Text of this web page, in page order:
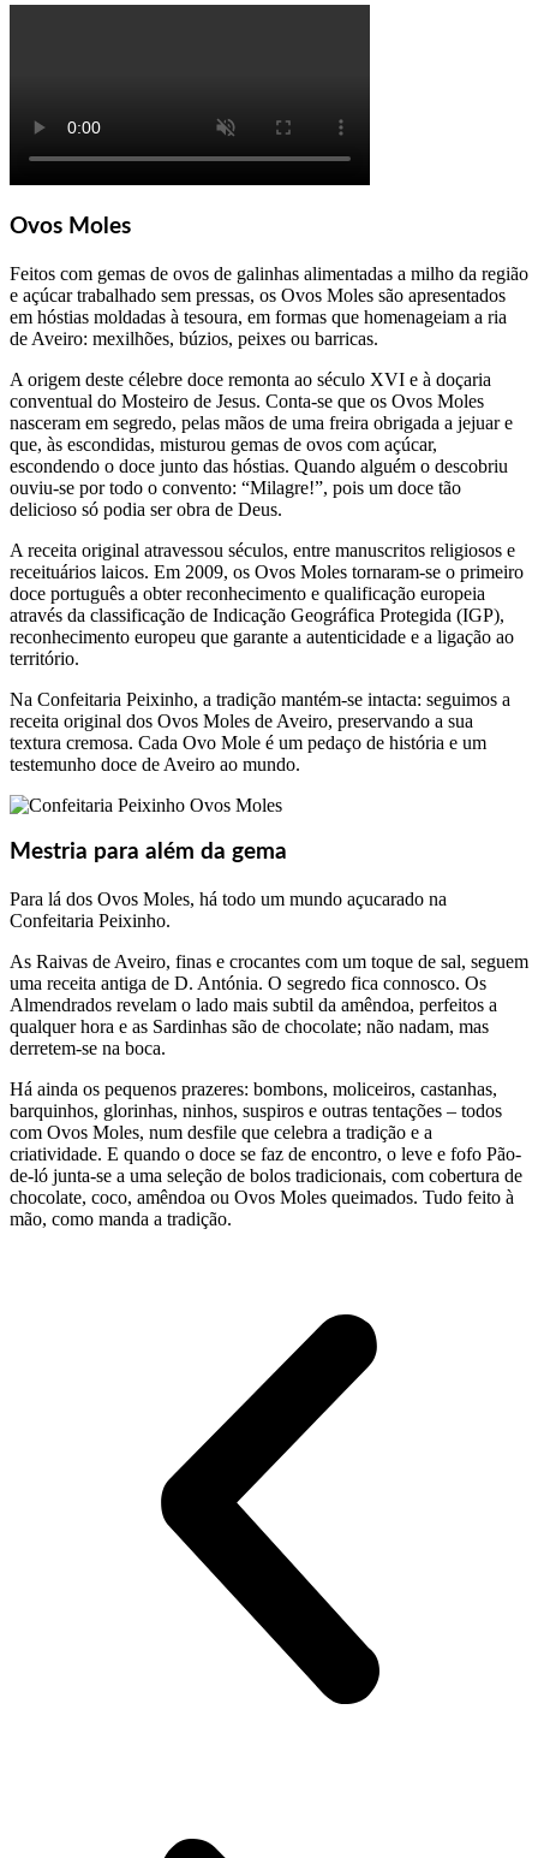
Ovos Moles
Feitos com gemas de ovos de galinhas alimentadas a milho da região
e açúcar trabalhado sem pressas, os Ovos Moles são apresentados
em hóstias moldadas à tesoura, em formas que homenageiam a ria
de Aveiro: mexilhões, búzios, peixes ou barricas.
A origem deste célebre doce remonta ao século XVI e à doçaria
conventual do Mosteiro de Jesus. Conta-se que os Ovos Moles
nasceram em segredo, pelas mãos de uma freira obrigada a jejuar e
que, às escondidas, misturou gemas de ovos com açúcar,
escondendo o doce junto das hóstias. Quando alguém o descobriu
ouviu-se por todo o convento: “Milagre!”, pois um doce tão
delicioso só podia ser obra de Deus.
A receita original atravessou séculos, entre manuscritos religiosos e
receituários laicos. Em 2009, os Ovos Moles tornaram-se o primeiro
doce português a obter reconhecimento e qualificação europeia
através da classificação de Indicação Geográfica Protegida (IGP),
reconhecimento europeu que garante a autenticidade e a ligação ao
território.
Na Confeitaria Peixinho, a tradição mantém-se intacta: seguimos a
receita original dos Ovos Moles de Aveiro, preservando a sua
textura cremosa. Cada Ovo Mole é um pedaço de história e um
testemunho doce de Aveiro ao mundo.
Mestria para além da gema
Para lá dos Ovos Moles, há todo um mundo açucarado na
Confeitaria Peixinho.
As Raivas de Aveiro, finas e crocantes com um toque de sal, seguem
uma receita antiga de D. Antónia. O segredo fica connosco. Os
Almendrados revelam o lado mais subtil da amêndoa, perfeitos a
qualquer hora e as Sardinhas são de chocolate; não nadam, mas
derretem-se na boca.
Há ainda os pequenos prazeres: bombons, moliceiros, castanhas,
barquinhos, glorinhas, ninhos, suspiros e outras tentações – todos
com Ovos Moles, num desfile que celebra a tradição e a
criatividade. E quando o doce se faz de encontro, o leve e fofo Pão-
de-ló junta-se a uma seleção de bolos tradicionais, com cobertura de
chocolate, coco, amêndoa ou Ovos Moles queimados. Tudo feito à
mão, como manda a tradição.